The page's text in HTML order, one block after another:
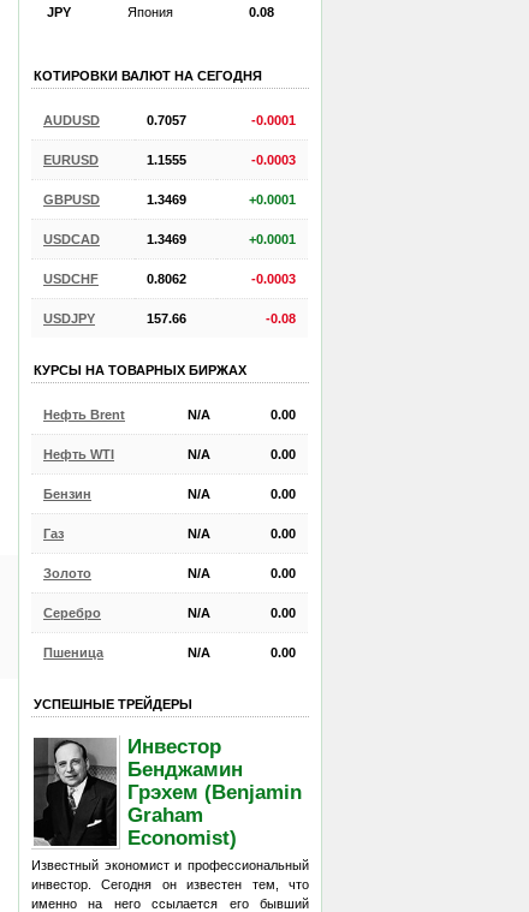
JPY Япония 0.08
КОТИРОВКИ ВАЛЮТ НА СЕГОДНЯ
AUDUSD 0.7057 -0.0001
EURUSD 1.1555 -0.0003
GBPUSD 1.3469 +0.0001
USDCAD 1.3469 +0.0001
USDCHF 0.8062 -0.0003
USDJPY 157.66 -0.08
КУРСЫ НА ТОВАРНЫХ БИРЖАХ
Нефть Brent N/A 0.00
Нефть WTI N/A 0.00
Бензин N/A 0.00
Газ N/A 0.00
Золото N/A 0.00
Серебро N/A 0.00
Пшеница N/A 0.00
УСПЕШНЫЕ ТРЕЙДЕРЫ
Инвестор
Бенджамин
Грэхем (Benjamin
Graham
Economist)
Известный экономист и профессиональный
инвестор. Сегодня он известен тем, что
именно на него ссылается его бывший